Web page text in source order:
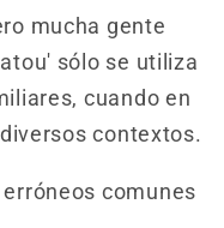
mucha gente
sólo se utiliza
cuando en
contextos.
comunes